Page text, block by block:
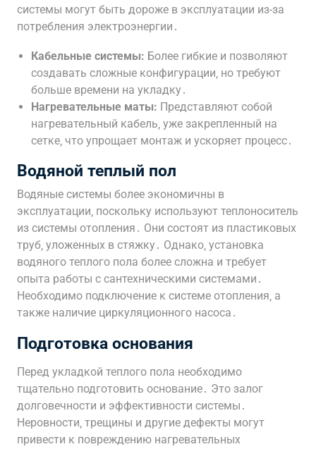
системы могут быть дороже в эксплуатации из-за
потребления электроэнергии․
Кабельные системы: Более гибкие и позволяют
создавать сложные конфигурации‚ но требуют
больше времени на укладку․
Нагревательные маты: Представляют собой
нагревательный кабель‚ уже закрепленный на
сетке‚ что упрощает монтаж и ускоряет процесс․
Водяной теплый пол
Водяные системы более экономичны в
эксплуатации‚ поскольку используют теплоноситель
из системы отопления․ Они состоят из пластиковых
труб‚ уложенных в стяжку․ Однако‚ установка
водяного теплого пола более сложна и требует
опыта работы с сантехническими системами․
Необходимо подключение к системе отопления‚ а
также наличие циркуляционного насоса․
Подготовка основания
Перед укладкой теплого пола необходимо
тщательно подготовить основание․ Это залог
долговечности и эффективности системы․
Неровности‚ трещины и другие дефекты могут
привести к повреждению нагревательных